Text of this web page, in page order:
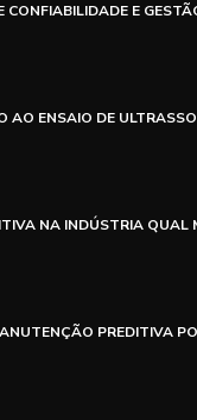
CONFIABILIDADE E
AO ENSAIO DE
NA INDÚSTRIA QUAL
PREDITIVA